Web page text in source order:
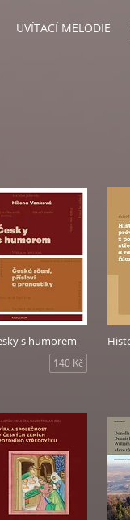
UVÍTACÍ MELODIE
s humorem
140 Kč